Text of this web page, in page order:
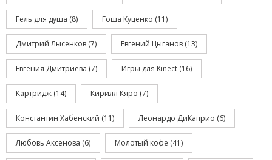
Гель для душа (8) Гоша Куценко (11)
Дмитрий Лысенков (7) Евгений Цыганов (13)
Евгения Дмитриева (7) Игры для Kinect (16)
Картридж (14) Кирилл Кяро (7)
Константин Хабенский (11) Леонардо ДиКаприо (6)
Любовь Аксенова (6) Молотый кофе (41)